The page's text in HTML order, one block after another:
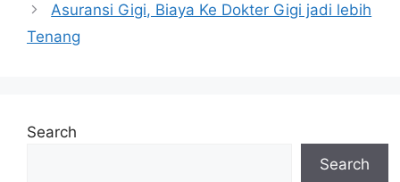
Asuransi Gigi, Biaya Ke Dokter Gigi jadi lebih
Tenang
Search
Search